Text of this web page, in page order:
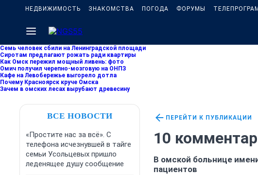
НЕДВИЖИМОСТЬ ЗНАКОМСТВА ПОГОДА ФОРУМЫ
Семь человек сбили на Ленинградской площади
Сиротам предлагают рожать ради квартиры
Как Омск пережил мощный ливень: фото
Омич получил черепно-мозговую на ОНПЗ
Кафе на Левобережье выгорело дотла
Почему Красноярск круче Омска
Зачем в омских лесах вырубают древесину
ВСЕ НОВОСТИ
«Простите нас за всё». С
телефона исчезнувшей в тайге
семьи Усольцевых пришло
леденящее душу сообщение
ПЕРЕЙТИ К ПУБЛИКАЦИИ
10
В омской больнице
пациентов